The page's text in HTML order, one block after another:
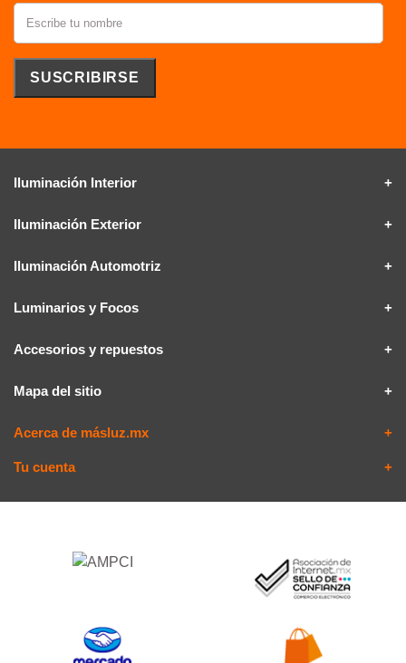
Iluminación Interior
Iluminación Exterior
Iluminación Automotriz
Luminarios y Focos
Accesorios y repuestos
Mapa del sitio
Acerca de másluz.mx
Tu cuenta